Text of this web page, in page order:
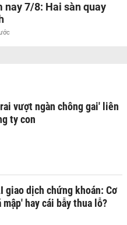
nay 7/8: Hai sàn quay
vượt ngàn chông gai' liên
ty con
giao dịch chứng khoán: Cơ
hay cái bẫy thua lỗ?